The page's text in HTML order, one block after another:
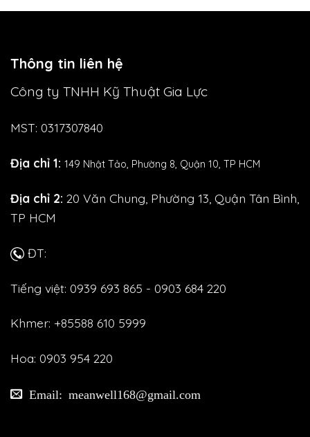
Thông tin liên hệ
Công ty TNHH Kỹ Thuật Gia Lực
MST: 0317307840
Địa chỉ 1: 149 Nhật Tảo, Phường 8, Quận 10, TP HCM
Địa chỉ 2: 20 Văn Chung, Phường 13, Quận Tân Bình,
TP HCM
ĐT:
Tiếng việt: 0939 693 865 - 0903 684 220
Khmer: +85588 610 5999
Hoa: 0903 954 220
Email: meanwell168@gmail.com